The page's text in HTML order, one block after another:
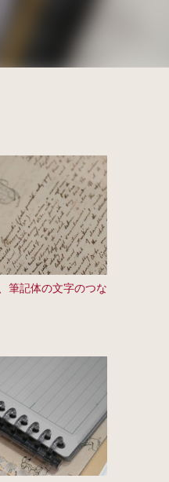
筆記体の文字のつな